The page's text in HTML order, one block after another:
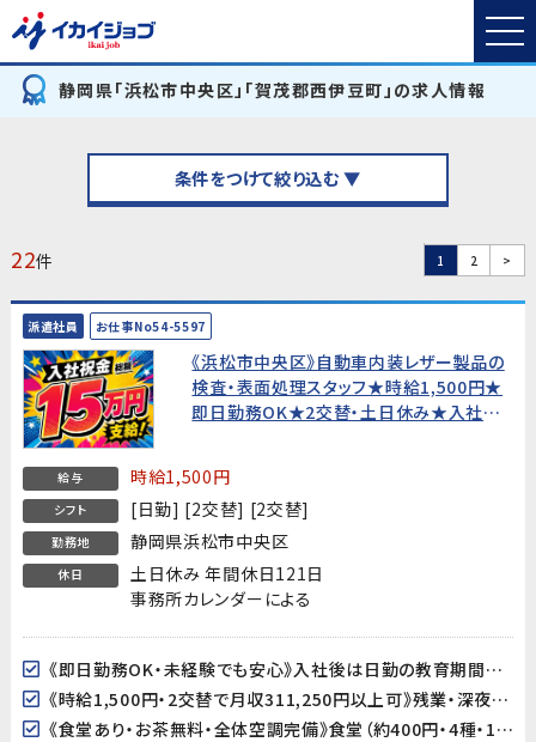
静岡県「浜松市中央区」「賀茂郡西伊豆町」の求人情報
条件をつけて絞り込む ▼
22件 1 2 >
派遣社員 お仕事No54-5597
《浜松市中央区》自動車内装レザー製品の
検査・表面処理スタッフ★時給1,500円★
即日勤務OK★2交替・土日休み★入社祝
給与 時給1,500円
シフト [日勤] [2交替] [2交替]
勤務地 静岡県浜松市中央区
休日
土日休み 年間休日121日
事務所カレンダーによる
《即日勤務OK・未経験でも安心》入社後は日勤の教育期間からスタートするので、2交替勤務が初めての方でも安心してスタートできます。工場未経験の方も大歓迎です。
《時給1,500円・2交替で月収311,250円以上可》残業・深夜手当が加算され、月収311,250円以上を目指せます（所定21.25日・残業25h・深夜25hの場合）。
《食堂あり・お茶無料・全体空調完備》食堂（約400円・4種・11:30〜13:30）が利用できます。お茶も無料。空調完備の環境ですが、作業場によっては暑さを感じる場合があります。